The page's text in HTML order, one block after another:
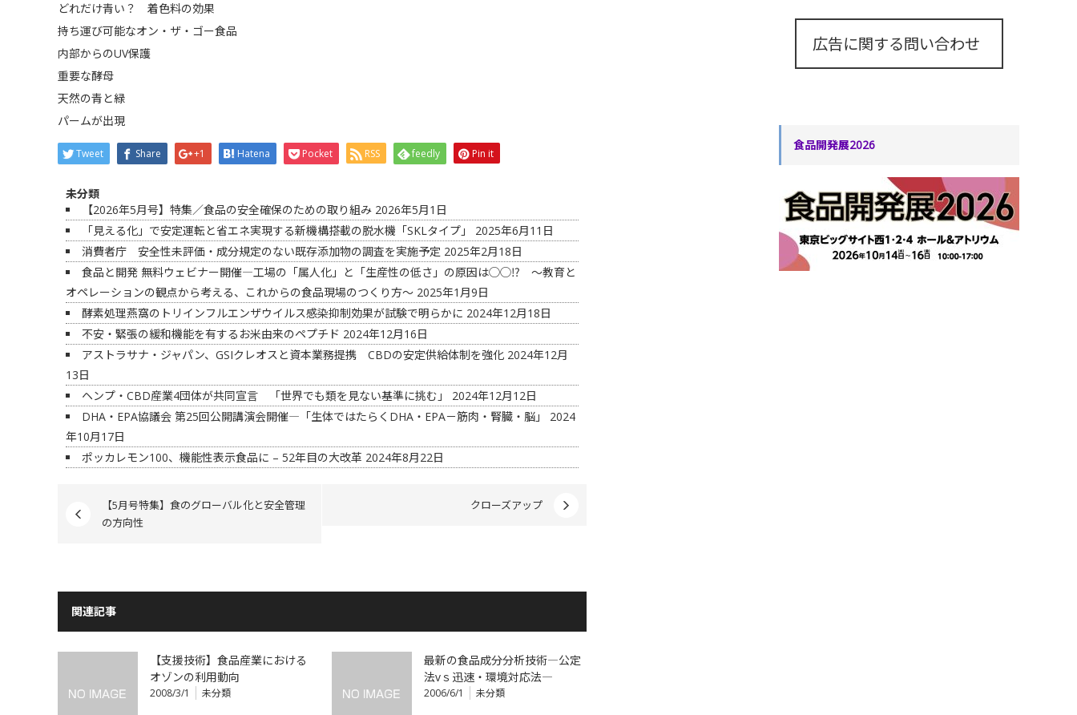
どれだけ青い？ 着色料の効果
持ち運び可能なオン・ザ・ゴー食品
内部からのUV保護
重要な酵母
天然の青と緑
パームが出現
Tweet Share +1 Hatena Pocket RSS feedly Pin it
未分類
【2026年5月号】特集／食品の安全確保のための取り組み 2026年5月1日
「見える化」で安定運転と省エネ実現する新機構搭載の脱水機「SKLタイプ」
2025年6月11日
消費者庁 安全性未評価・成分規定のない既存添加物の調査を実施予定 2025年2月18日
食品と開発 無料ウェビナー開催―工場の「属人化」と「生産性の低さ」の原因は◯◯⁉ ～教育と
オペレーションの観点から考える、これからの食品現場のつくり方～ 2025年1月9日
酵素処理燕窩のトリインフルエンザウイルス感染抑制効果が試験で明らかに 2024年12月18日
不安・緊張の緩和機能を有するお米由来のペプチド 2024年12月16日
アストラサナ・ジャパン、GSIクレオスと資本業務提携 CBDの安定供給体制を強化 2024年12月
13日
ヘンプ・CBD産業4団体が共同宣言 「世界でも類を見ない基準に挑む」
2024年12月12日
DHA・EPA協議会 第25回公開講演会開催―「生体ではたらくDHA・EPA－筋肉・腎臓・脳」
2024
年10月17日
ポッカレモン100、機能性表示食品に – 52年目の大改革 2024年8月22日
【5月号特集】食のグローバル化と安全管理
の方向性
クローズアップ
関連記事
【支援技術】食品産業における
オゾンの利用動向
2008/3/1 未分類
最新の食品成分分析技術―公定
法vｓ迅速・環境対応法―
2006/6/1 未分類
広告に関する問い合わせ
食品開発展2026